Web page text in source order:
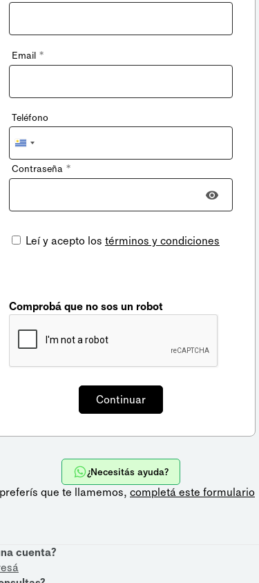
Email *
Teléfono
Uruguay
+598
Contraseña *
Leí y acepto los términos y condiciones
Comprobá que no sos un robot
¿Necesitás ayuda?
que te llamemos, completá este formulario
cuenta?